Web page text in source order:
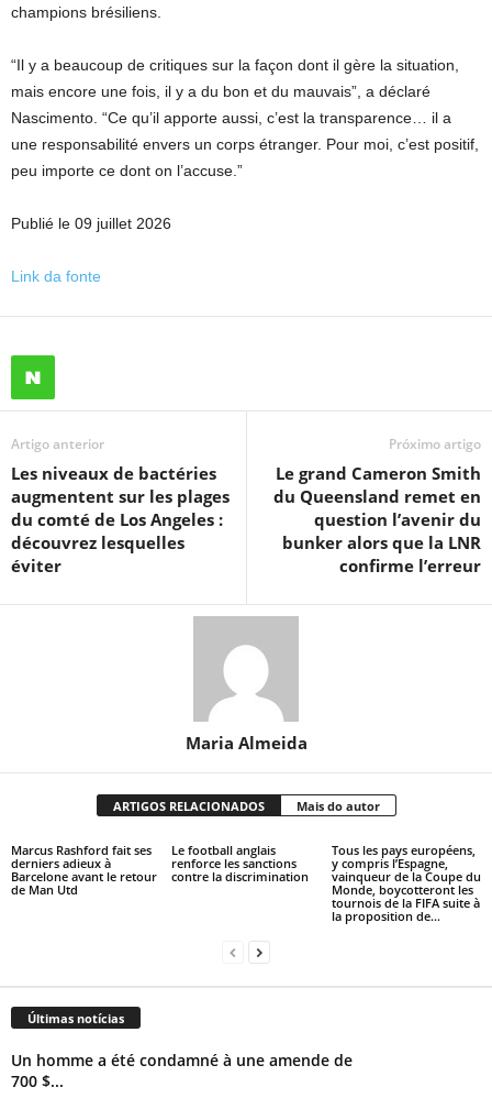
champions brésiliens.
“Il y a beaucoup de critiques sur la façon dont il gère la situation,
mais encore une fois, il y a du bon et du mauvais”, a déclaré
Nascimento. “Ce qu’il apporte aussi, c’est la transparence… il a
une responsabilité envers un corps étranger. Pour moi, c’est positif,
peu importe ce dont on l’accuse.”
Publié le 09 juillet 2026
Link da fonte
Artigo anterior
Les niveaux de bactéries
augmentent sur les plages
du comté de Los Angeles :
découvrez lesquelles
éviter
Próximo artigo
Le grand Cameron Smith
du Queensland remet en
question l’avenir du
bunker alors que la LNR
confirme l’erreur
Maria Almeida
ARTIGOS RELACIONADOS Mais do autor
Marcus Rashford fait ses
derniers adieux à
Barcelone avant le retour
de Man Utd
Le football anglais
renforce les sanctions
contre la discrimination
Tous les pays européens,
y compris l’Espagne,
vainqueur de la Coupe du
Monde, boycotteront les
tournois de la FIFA suite à
la proposition de...
Últimas notícias
Un homme a été condamné à une amende de
700 $...